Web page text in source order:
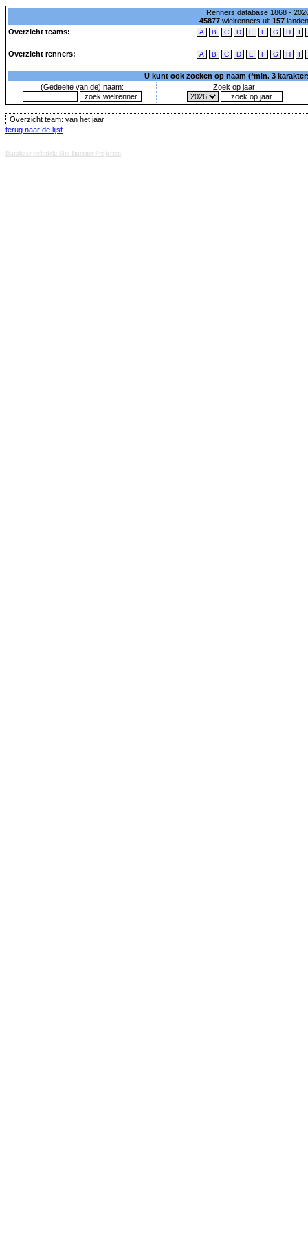
Renners database 1868 -
45877wielrenners uit 157
Overzicht teams:
A B C D E F G H I
Overzicht renners: A B C D E F G H I
U kunt ook zoeken op naam (*min. 3
(Gedeelte van de) naam:
Zoek op jaar:
Overzicht team: van het jaar
terug naar de lijst
Database techniek: Sini Internet Projecten